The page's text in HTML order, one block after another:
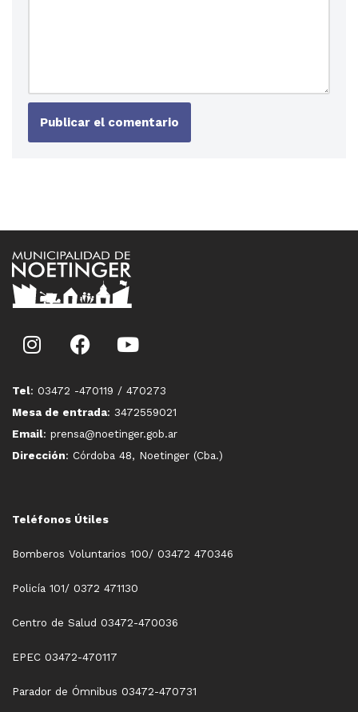
Tel: 03472 -470119 / 470273
Mesa de entrada: 3472559021
Email: prensa@noetinger.gob.ar
Dirección: Córdoba 48, Noetinger (Cba.)
Teléfonos Útiles
Bomberos Voluntarios 100/ 03472 470346
Policía 101/ 0372 471130
Centro de Salud 03472-470036
EPEC 03472-470117
Parador de Ómnibus 03472-470731